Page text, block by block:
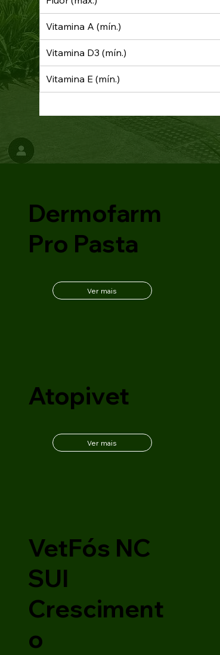
Vitamina A (mín.)
Vitamina D3 (mín.)
Vitamina E (mín.)
Dermofarm
Pro Pasta
Ver mais
Atopivet
Ver mais
VetFós NC
SUI
Cresciment
o